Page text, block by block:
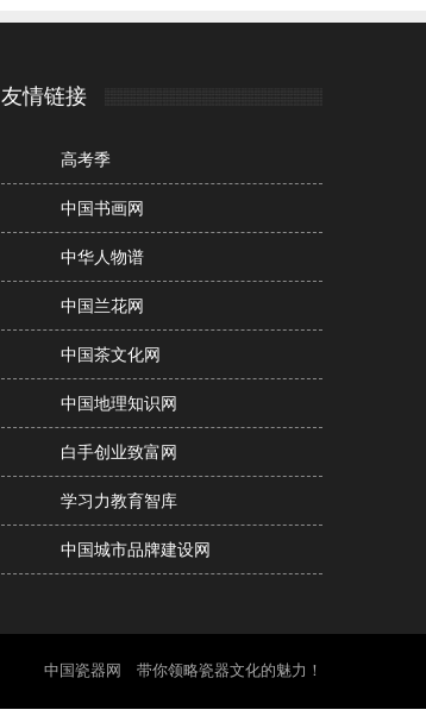
友情链接
高考季
中国书画网
中华人物谱
中国兰花网
中国茶文化网
中国地理知识网
白手创业致富网
学习力教育智库
中国城市品牌建设网
中国瓷器网 带你领略瓷器文化的魅力！